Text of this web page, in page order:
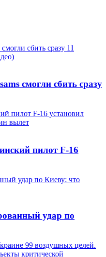
смогли сбить сразу
пилот F-16
удар по